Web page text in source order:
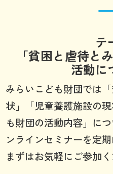
テ
「貧困と虐待と
活動に
みらいこども財団では
状」「児童養護施設の
も財団の活動内容」に
ンラインセミナーを定
まずはお気軽にご参加く